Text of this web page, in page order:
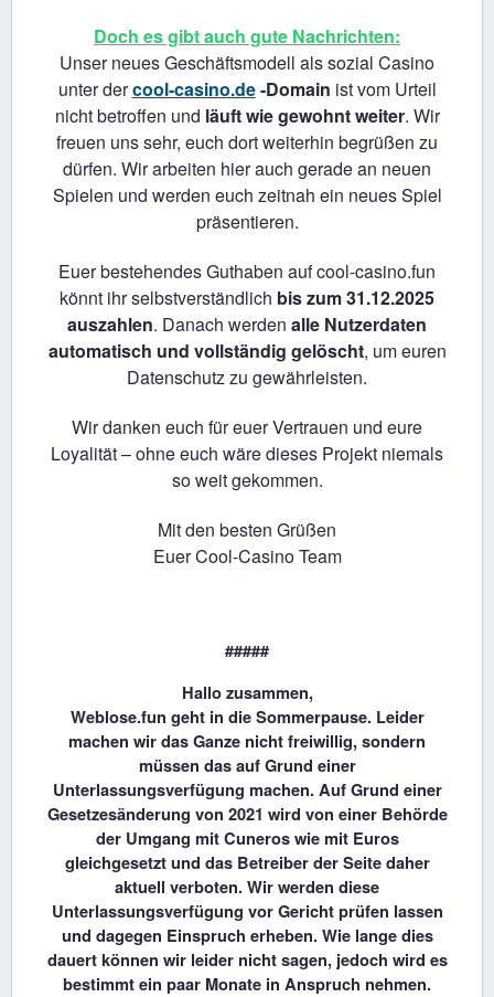
Doch es gibt auch gute Nachrichten:
Unser neues Geschäftsmodell als sozial Casino
unter dercool-casino.de-Domain ist vom Urteil
nicht betroffen und läuft wie gewohnt weiter. Wir
freuen uns sehr, euch dort weiterhin begrüßen zu
dürfen. Wir arbeiten hier auch gerade an neuen
Spielen und werden euch zeitnah ein neues Spiel
präsentieren.
Euer bestehendes Guthaben auf cool-casino.fun
könnt ihr selbstverständlich bis zum 31.12.2025
auszahlen. Danach werden alle Nutzerdaten
automatisch und vollständig gelöscht, um euren
Datenschutz zu gewährleisten.
Wir danken euch für euer Vertrauen und eure
Loyalität – ohne euch wäre dieses Projekt niemals
so weit gekommen.
Mit den besten Grüßen
Euer Cool-Casino Team
#####
Hallo zusammen,
Weblose.fun geht in die Sommerpause. Leider
machen wir das Ganze nicht freiwillig, sondern
müssen das auf Grund einer
Unterlassungsverfügung machen. Auf Grund einer
Gesetzesänderung von 2021 wird von einer Behörde
der Umgang mit Cuneros wie mit Euros
gleichgesetzt und das Betreiber der Seite daher
aktuell verboten. Wir werden diese
Unterlassungsverfügung vor Gericht prüfen lassen
und dagegen Einspruch erheben. Wie lange dies
dauert können wir leider nicht sagen, jedoch wird es
bestimmt ein paar Monate in Anspruch nehmen.